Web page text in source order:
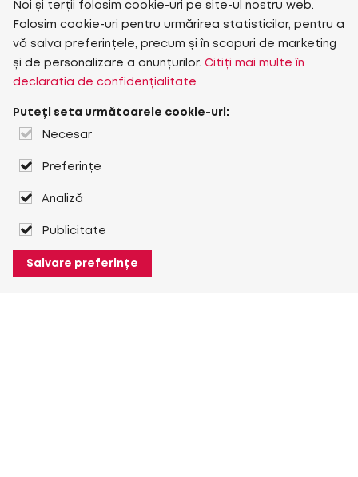
Noi și terții folosim cookie-uri pe site-ul nostru web.
Folosim cookie-uri pentru urmărirea statisticilor, pentru a
vă salva preferințele, precum și în scopuri de marketing
și de personalizare a anunțurilor. Citiți mai multe în
declarația de confidențialitate
Puteți seta următoarele cookie-uri:
Necesar
Preferințe
Analiză
Publicitate
Salvare preferințe